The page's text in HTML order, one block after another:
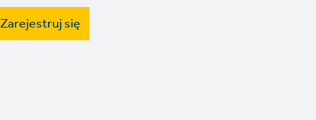
Zarejestruj się